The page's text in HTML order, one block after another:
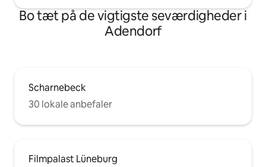
Bo tæt på de vigtigste seværdigheder i
Adendorf
Scharnebeck
30 lokale anbefaler
Filmpalast Lüneburg